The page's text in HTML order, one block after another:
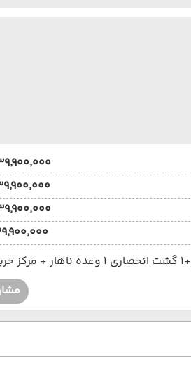
۳۹٬۹۰۰٬۰۰۰ تومان + ۱٬۰۹۰
۳۹٬۹۰۰٬۰۰۰ تومان + ۱٬۵۱۰
۳۹٬۹۰۰٬۰۰۰ تومان + ۱٬۰۷۰
۳۹٬۹۰۰٬۰۰۰ تومان + ۵۵۰